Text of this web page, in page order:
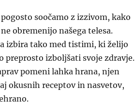
soočamo z izzivom, kako
obremenijo našega telesa.
izbira tako med tistimi, ki želijo
izboljšati svoje zdravje.
pomeni lahka hrana, njen
okusnih receptov in nasvetov,